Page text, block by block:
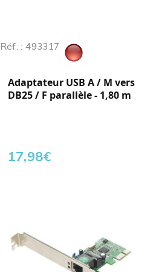
Réf. : 493317
Adaptateur USB A / M vers
DB25 / F parallèle - 1,80 m
17,98€